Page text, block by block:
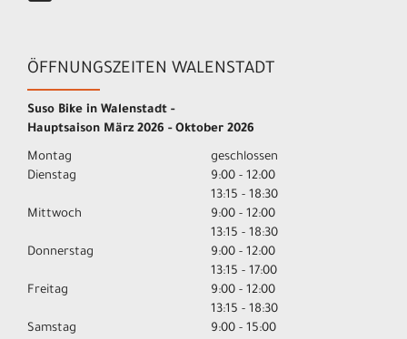
ÖFFNUNGSZEITEN WALENSTADT
Suso Bike in Walenstadt -
Hauptsaison März 2026 - Oktober 2026
Montag
geschlossen
Dienstag
9:00 - 12:00
13:15 - 18:30
Mittwoch
9:00 - 12:00
13:15 - 18:30
Donnerstag
9:00 - 12:00
13:15 - 17:00
Freitag
9:00 - 12:00
13:15 - 18:30
Samstag
9:00 - 15:00